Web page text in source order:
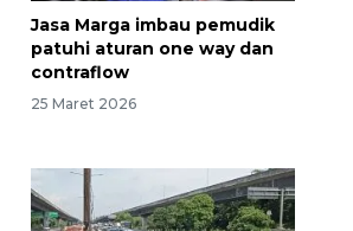
Jasa Marga imbau pemudik
patuhi aturan one way dan
contraflow
25 Maret 2026